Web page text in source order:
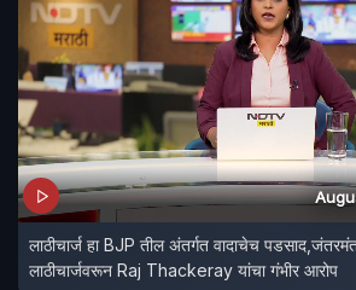
लाठीचार्ज हा BJP तील अंतर्गत वादाचेच
लाठीचार्जवरून Raj Thackeray यांचा गंभीर आरोप